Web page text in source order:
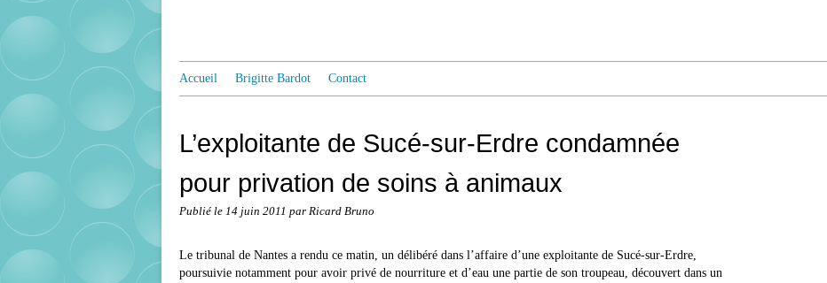
Accueil Brigitte Bardot Contact
L’exploitante de Sucé-sur-Erdre condamnée
pour privation de soins à animaux
Publié le 14 juin 2011 par Ricard Bruno
Le tribunal de Nantes a rendu ce matin, un délibéré dans l’affaire d’une exploitante de Sucé-sur-Erdre,
poursuivie notamment pour avoir privé de nourriture et d’eau une partie de son troupeau, découvert dans un